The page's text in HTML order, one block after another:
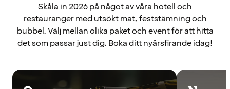
Skåla in 2026 på något av våra hotell och
restauranger med utsökt mat, feststämning och
bubbel. Välj mellan olika paket och event för att hitta
det som passar just dig. Boka ditt nyårsfirande idag!